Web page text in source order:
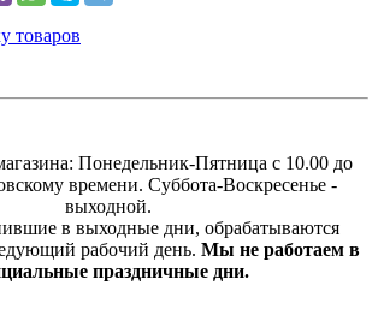
товаров
Понедельник-Пятница с 10.00 до
времени. Суббота-Воскресенье -
выходной.
в выходные дни, обрабатываются
рабочий день. Мы не работаем в
праздничные дни.